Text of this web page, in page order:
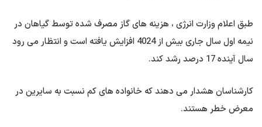
طبق اعلام وزارت انرژی ، هزینه های گاز مصرف شده توسط گیاهان در
نیمه اول سال جاری بیش از 4024 افزایش یافته است و انتظار می رود
سال آینده 17 درصد رشد کند.
کارشناسان هشدار می دهند که خانواده های کم نسبت به سایرین در
معرض خطر هستند.